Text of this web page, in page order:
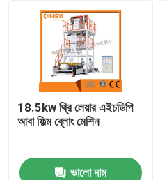
18.5kw থ্রি লেয়ার এইচডিপি
আবা ফিল্ম ব্লোং মেশিন
ভালো দাম